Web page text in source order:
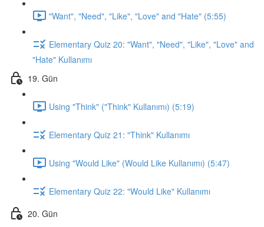
"Want", "Need", "Like", "Love" and "Hate" (5:55)
Elementary Quiz 20: "Want", "Need", "Like", "Love" and
"Hate" Kullanımı
19. Gün
Using "Think" ("Think" Kullanımı) (5:19)
Elementary Quiz 21: "Think" Kullanımı
Using "Would Like" (Would Like Kullanımı) (5:47)
Elementary Quiz 22: "Would Like" Kullanımı
20. Gün